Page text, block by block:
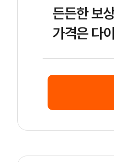
든든한 보
가격은 다